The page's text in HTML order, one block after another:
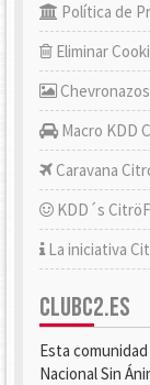
Política de
Eliminar
Macro KDD
Caravana
KDD´s
La iniciativa
CLUBC2.ES
Esta
Nacional Sin